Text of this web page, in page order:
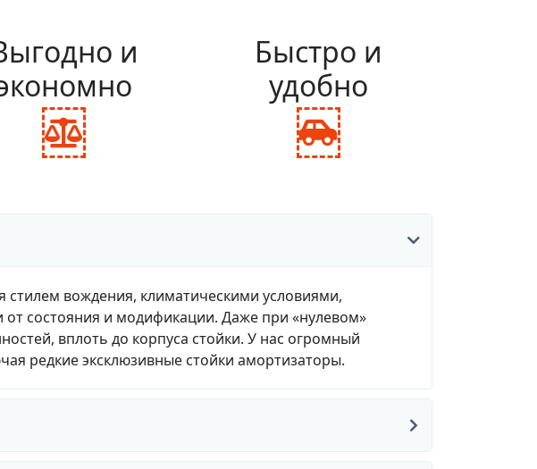
и
fas
Быстро и
удобно
fas
стилем вождения, климатическими условиями,
от состояния и модификации. Даже при «нулевом»
вплоть до корпуса стойки. У нас огромный
редкие эксклюзивные стойки амортизаторы.